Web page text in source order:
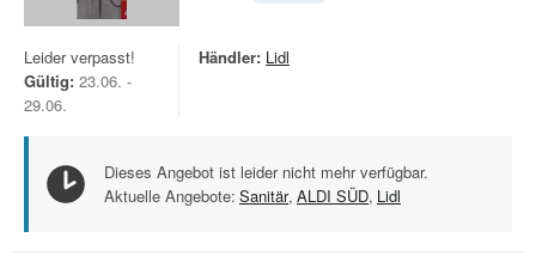
Leider verpasst!
Gültig: 23.06. -
29.06.
Händler: Lidl
Dieses Angebot ist leider nicht mehr verfügbar.
Aktuelle Angebote: Sanitär, ALDI SÜD, Lidl